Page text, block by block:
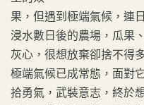
果，但遇到極端氣候，連
浸水數日後的農場，瓜果
灰心，很想放棄卻捨不得
極端氣候已成常態，面對
拾勇氣，武裝意志，終於